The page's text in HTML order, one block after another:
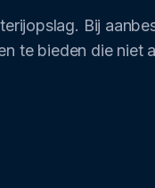
Bij
te bieden die niet